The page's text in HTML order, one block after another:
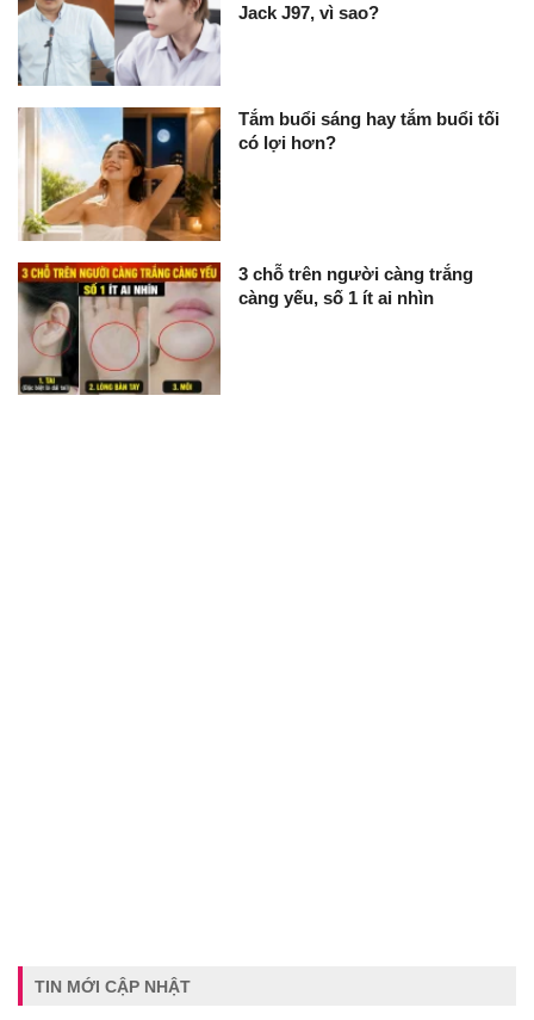
Jack J97, vì sao?
Tắm buổi sáng hay tắm buổi tối
có lợi hơn?
3 chỗ trên người càng trắng
càng yếu, số 1 ít ai nhìn
TIN MỚI CẬP NHẬT